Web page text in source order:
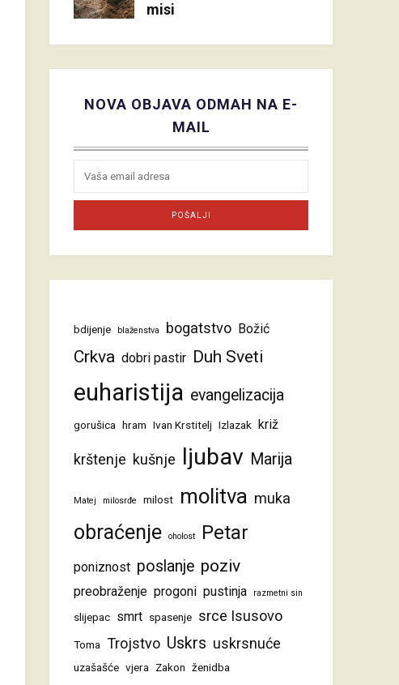
misi
NOVA OBJAVA ODMAH NA E-
MAIL
bdijenje blaženstva bogatstvo Božić
Crkva dobri pastir Duh Sveti
euharistija evangelizacija
gorušica hram Ivan Krstitelj Izlazak križ
krštenje kušnje ljubav Marija
Matej milosrđe milost molitva muka
obraćenje oholost Petar
poniznost poslanje poziv
preobraženje progoni pustinja razmetni sin
slijepac smrt spasenje srce Isusovo
Toma Trojstvo Uskrs uskrsnuće
uzašašće vjera Zakon ženidba